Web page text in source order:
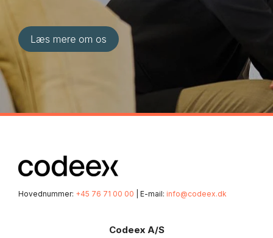
Hovednummer: +45 76 71 00 00 | E-mail: info@codeex.dk
Codeex A/S